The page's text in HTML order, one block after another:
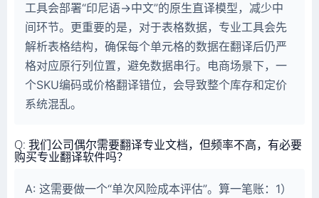
工具会部署“印尼语->中文”的原生直译模型，减少中
间环节。更重要的是，对于表格数据，专业工具会先
解析表格结构，确保每个单元格的数据在翻译后仍严
格对应原行列位置，避免数据串行。电商场景下，一
个SKU编码或价格翻译错位，会导致整个库存和定价
系统混乱。
Q: 我们公司偶尔需要翻译专业文档，但频率不高，有必要
购买专业翻译软件吗？
A: 这需要做一个“单次风险成本评估”。算一笔账：1）